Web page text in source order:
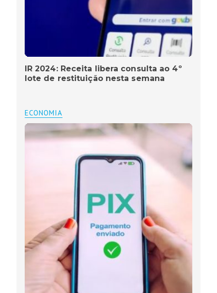
IR 2024: Receita libera consulta ao 4º
lote de restituição nesta semana
ECONOMIA